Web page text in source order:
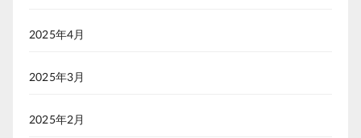
2025年4月
2025年3月
2025年2月